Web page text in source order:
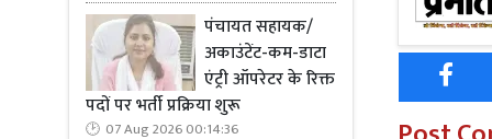
पंचायत सहायक/
अकाउंटेंट-कम-डाटा
एंट्री ऑपरेटर के रिक्त
पदों पर भर्ती प्रक्रिया शुरू
07 Aug 2026 00:14:36